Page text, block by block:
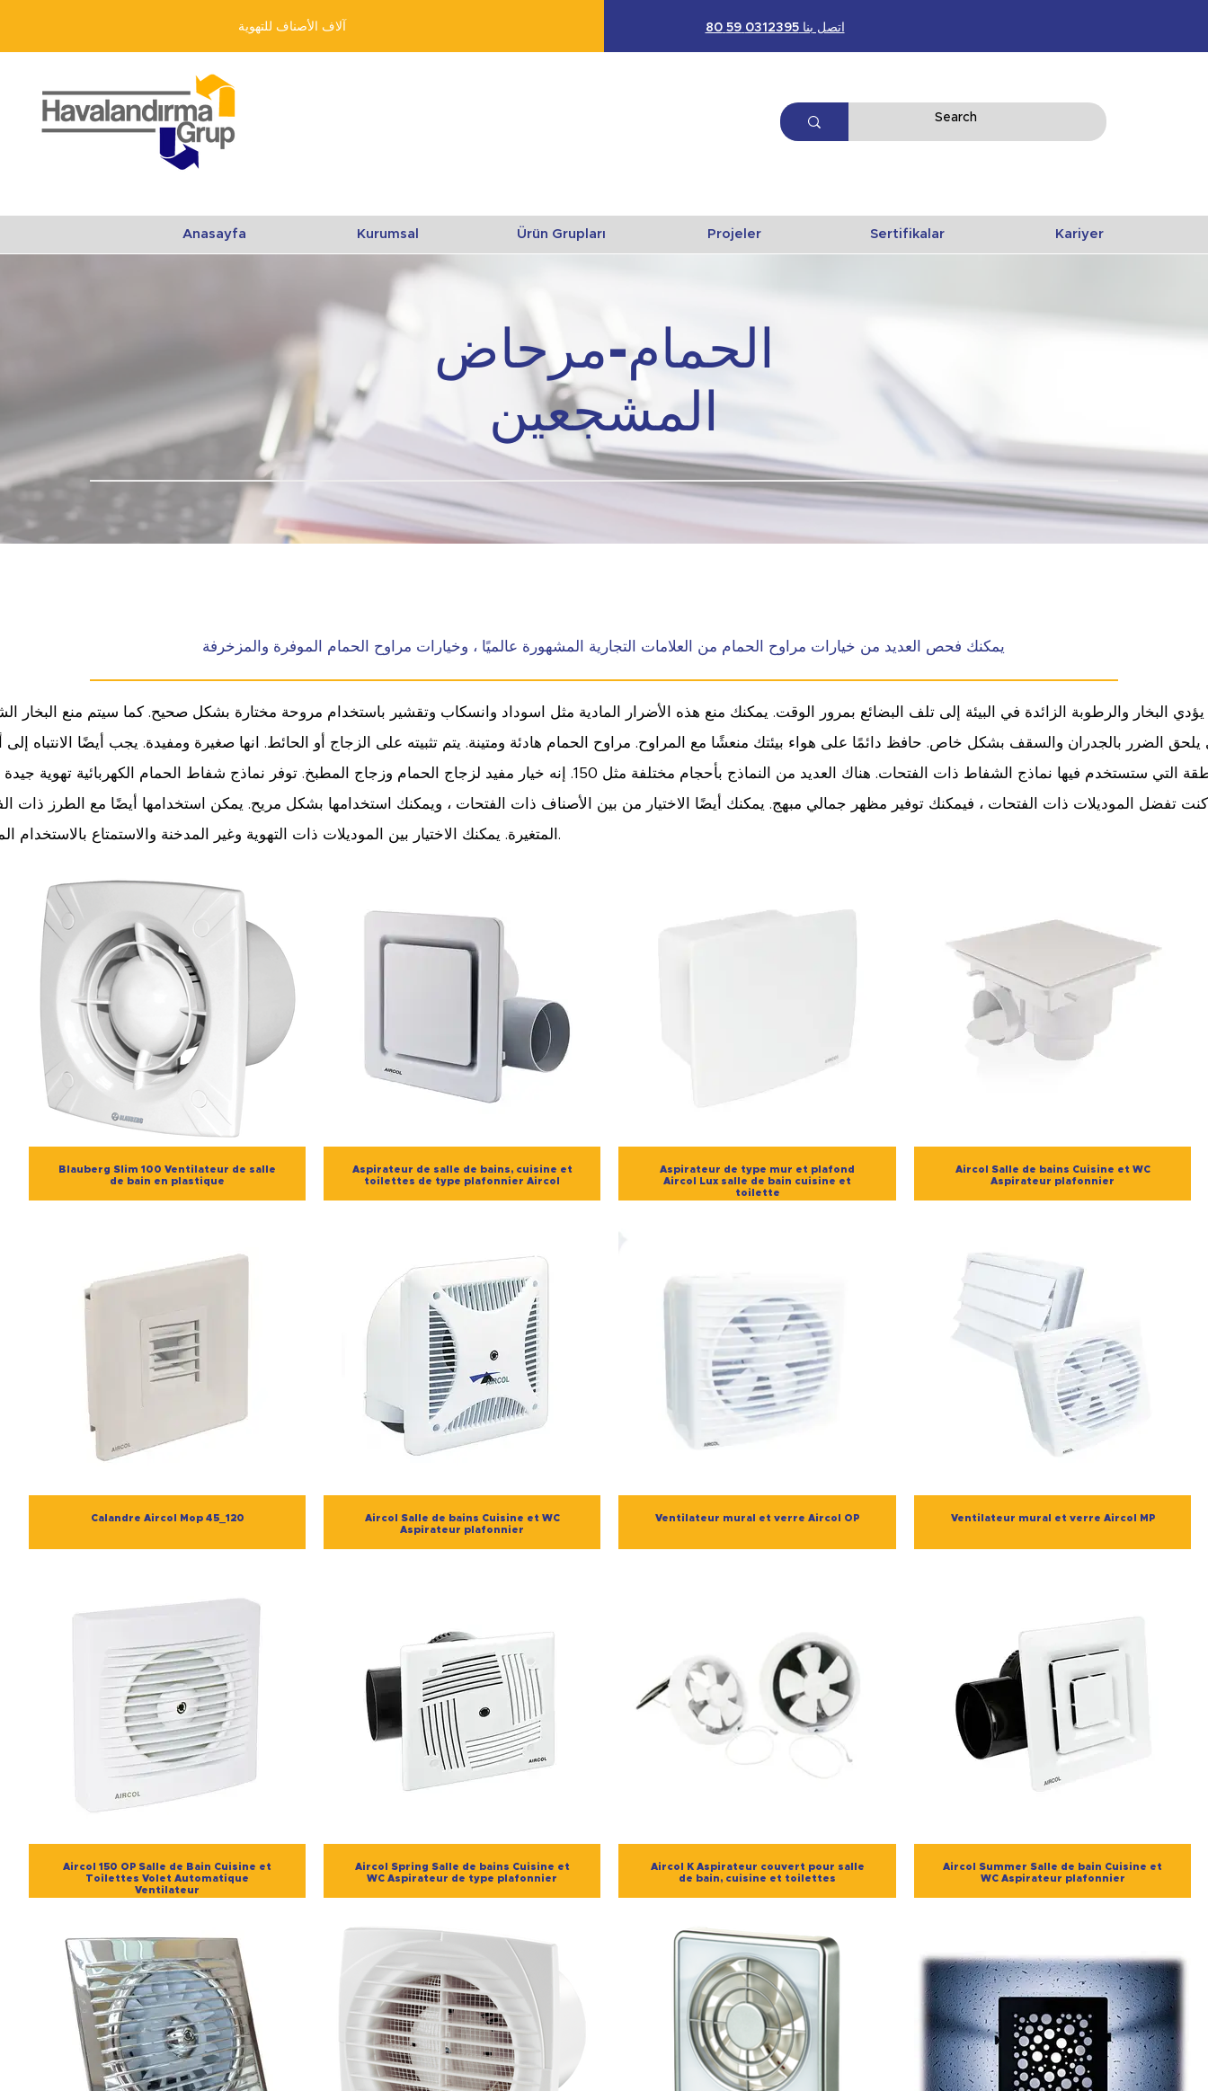
آلاف الأصناف للتهوية اتصل بنا 0312395 59 80
Anasayfa Kurumsal Ürün Grupları Projeler Sertifikalar Kariyer
الحمام-مرحاض
المشجعين
يمكنك فحص العديد من خيارات مراوح الحمام من العلامات التجارية المشهورة عالميًا ، وخيارات مراوح الحمام الموفرة والمزخرفة
يؤدي البخار والرطوبة الزائدة في البيئة إلى تلف البضائع بمرور الوقت. يمكنك منع هذه الأضرار المادية مثل اسوداد وانسكاب وتقشير باستخدام مروحة مختارة بشكل صحيح. كما سيتم منع البخار
يلحق الضرر بالجدران والسقف بشكل خاص. حافظ دائمًا على هواء بيئتك منعشًا مع المراوح. مراوح الحمام هادئة ومتينة. يتم تثبيته على الزجاج أو الحائط. انها صغيرة ومفيدة. يجب أيضًا الانتباه إلى
المنطقة التي ستستخدم فيها نماذج الشفاط ذات الفتحات. هناك العديد من النماذج بأحجام مختلفة مثل 150. إنه خيار مفيد لزجاج الحمام وزجاج المطبخ. توفر نماذج شفاط الحمام الكهربائية تهوية
كنت تفضل الموديلات ذات الفتحات ، فيمكنك توفير مظهر جمالي مبهج. يمكنك أيضًا الاختيار من بين الأصناف ذات الفتحات ، ويمكنك استخدامها بشكل مريح. يمكن استخدامها أيضًا مع الطرز ذات
المتغيرة. يمكنك الاختيار بين الموديلات ذات التهوية وغير المدخنة والاستمتاع بالاستخدام المريح.
Blauberg Slim 100 Ventilateur de salle
de bain en plastique
Aspirateur de salle de bains, cuisine et
toilettes de type plafonnier Aircol
Aspirateur de type mur et plafond
Aircol Lux salle de bain cuisine et
toilette
Aircol Salle de bains Cuisine et WC
Aspirateur plafonnier
Calandre Aircol Mop 45_120
Aircol Salle de bains Cuisine et WC
Aspirateur plafonnier
Ventilateur mural et verre Aircol OP Ventilateur mural et verre Aircol MP
Aircol 150 OP Salle de Bain Cuisine et
Toilettes Volet Automatique
Ventilateur
Aircol Spring Salle de bains Cuisine et
WC Aspirateur de type plafonnier
Aircol K Aspirateur couvert pour salle
de bain, cuisine et toilettes
Aircol Summer Salle de bain Cuisine et
WC Aspirateur plafonnier